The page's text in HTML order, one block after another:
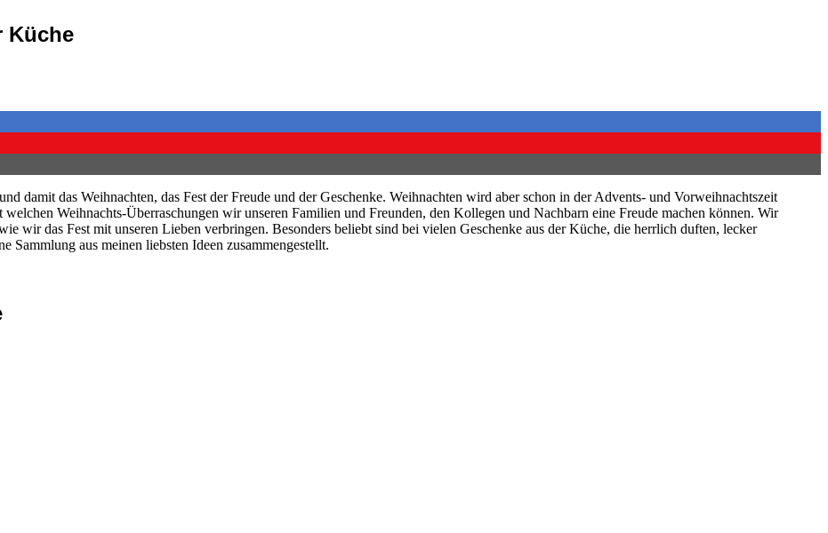
Küche
damit das Weihnachten, das Fest der Freude und der Geschenke. Weihnachten wird aber schon in der Advents- und Vorweihnachtszeit
Weihnachts-Überraschungen wir unseren Familien und Freunden, den Kollegen und Nachbarn eine Freude machen können. Wir
wir das Fest mit unseren Lieben verbringen. Besonders beliebt sind bei vielen Geschenke aus der Küche, die herrlich duften, lecker
Sammlung aus meinen liebsten Ideen zusammengestellt.